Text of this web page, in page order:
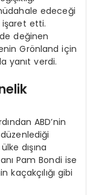
edeceği
işaret etti.
değinen
Grönland için
yanıt verdi.
ABD’nin
düzenlediği
dışına
Pam Bondi ise
kaçakçılığı gibi